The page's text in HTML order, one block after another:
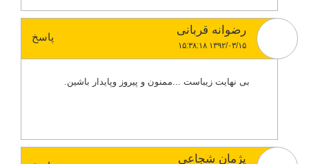
رضوانه قربانی
۱۳۹۲/۰۳/۱۵ ۱۵:۳۸:۱۸
پاسخ
بی نهایت زیباست ...ممنون و پیروز وپایدار باشین.
پژمان شجاعی